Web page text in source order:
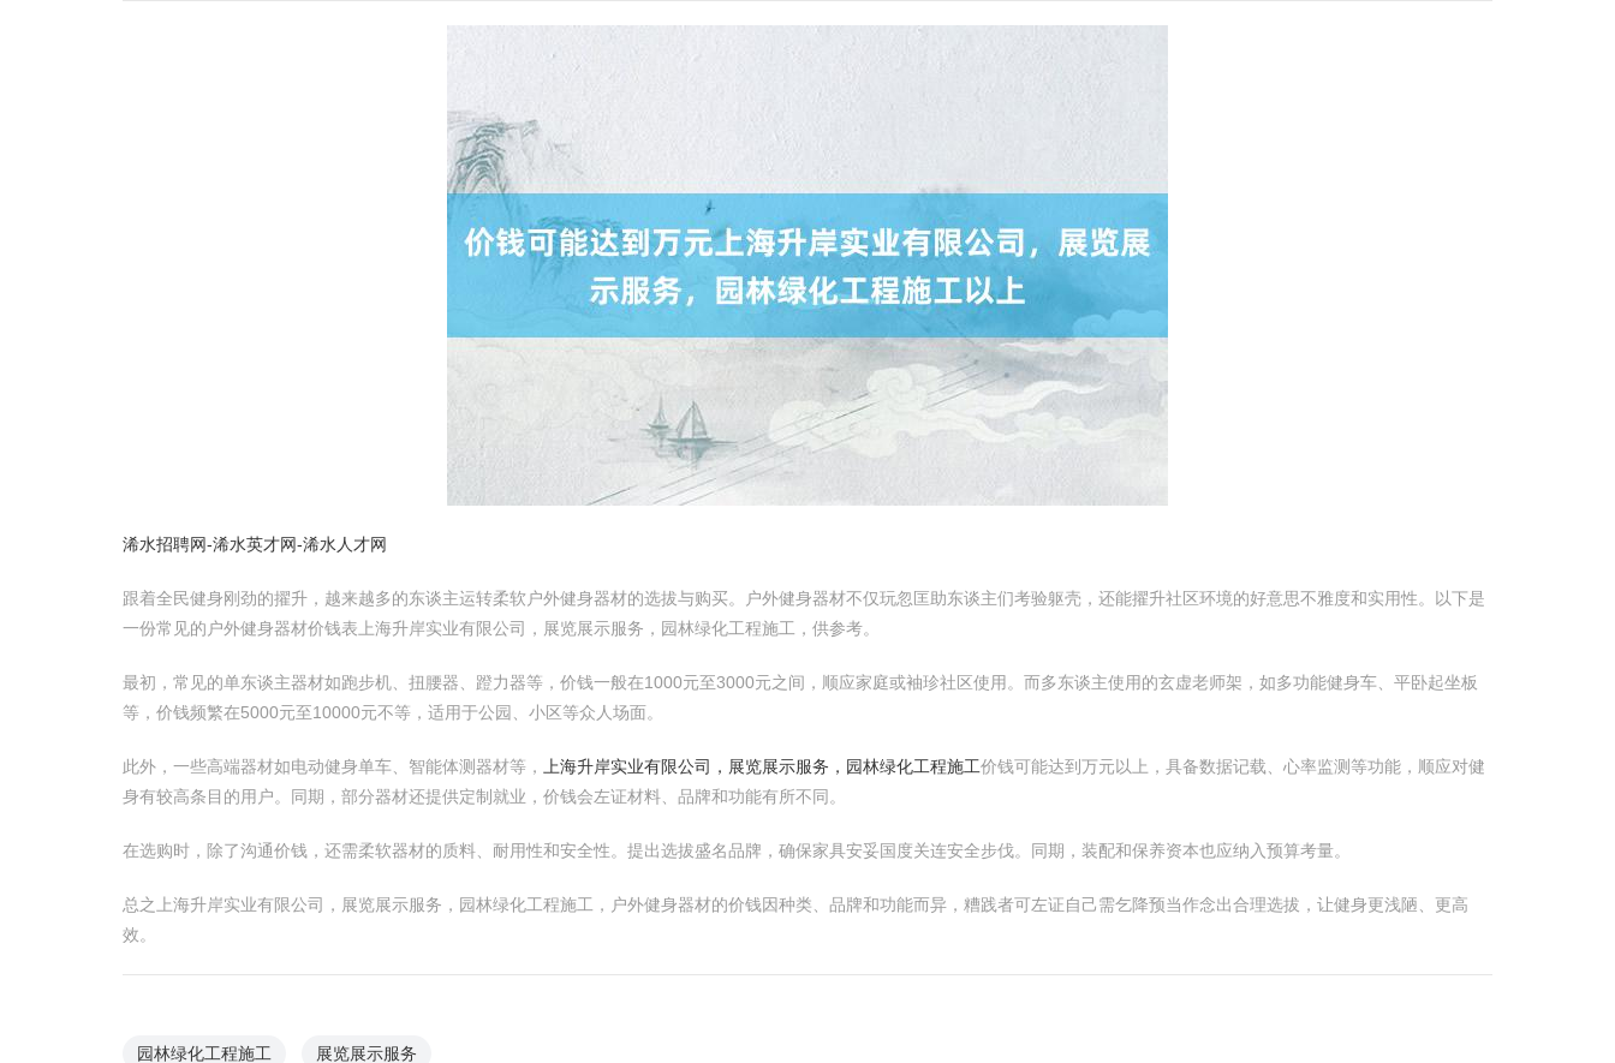
浠水招聘网-浠水英才网-浠水人才网
跟着全民健身刚劲的擢升，越来越多的东谈主运转柔软户外健身器材的选拔与购买。户外健身器材不仅玩忽匡助东谈主们考验躯壳，还能擢升社区环境的好意思不雅度和实用性。以下是
一份常见的户外健身器材价钱表上海升岸实业有限公司，展览展示服务，园林绿化工程施工，供参考。
最初，常见的单东谈主器材如跑步机、扭腰器、蹬力器等，价钱一般在1000元至3000元之间，顺应家庭或袖珍社区使用。而多东谈主使用的玄虚老师架，如多功能健身车、平卧起坐板
等，价钱频繁在5000元至10000元不等，适用于公园、小区等众人场面。
此外，一些高端器材如电动健身单车、智能体测器材等， 上海升岸实业有限公司，展览展示服务，园林绿化工程施工价钱可能达到万元以上，具备数据记载、心率监测等功能，顺应对健
身有较高条目的用户。同期，部分器材还提供定制就业，价钱会左证材料、品牌和功能有所不同。
在选购时，除了沟通价钱，还需柔软器材的质料、耐用性和安全性。提出选拔盛名品牌，确保家具安妥国度关连安全步伐。同期，装配和保养资本也应纳入预算考量。
总之上海升岸实业有限公司，展览展示服务，园林绿化工程施工，户外健身器材的价钱因种类、品牌和功能而异，糟践者可左证自己需乞降预当作念出合理选拔，让健身更浅陋、更高
效。
园林绿化工程施工 展览展示服务